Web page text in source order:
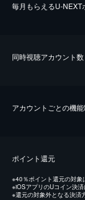
毎⽉もらえるU-NEXT
同時視聴アカウント数
アカウントごとの機
ポイント還元
※40％ポイント還元の対象
※iOSアプリのUコイン決
※還元の対象外となる決済